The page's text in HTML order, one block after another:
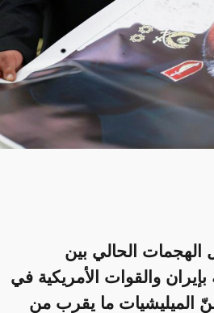
الهجمات الحالي بين
بإيران والقوات الأمريكية في
الميليشيات ما يقرب من